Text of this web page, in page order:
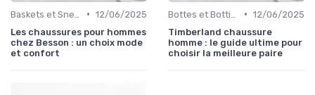
• 12/06/2025
Les chaussures pour hommes
chez Besson : un choix mode
et confort
• 12/06/2025
Timberland chaussure
homme : le guide ultime pour
choisir la meilleure paire